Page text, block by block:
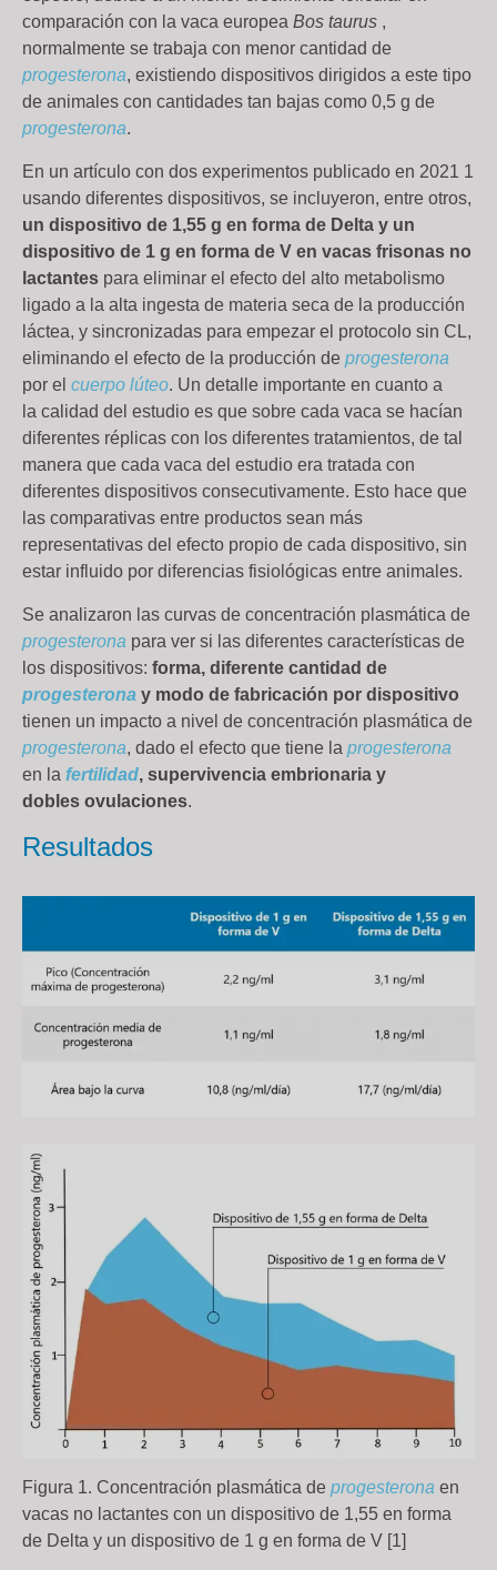
comparación con la vaca europea Bos taurus ,
normalmente se trabaja con menor cantidad de
progesterona, existiendo dispositivos dirigidos a este tipo
de animales con cantidades tan bajas como 0,5 g de
progesterona.
En un artículo con dos experimentos publicado en 2021 1
usando diferentes dispositivos, se incluyeron, entre otros,
un dispositivo de 1,55 g en forma de Delta y un
dispositivo de 1 g en forma de V en vacas frisonas no
lactantes para eliminar el efecto del alto metabolismo
ligado a la alta ingesta de materia seca de la producción
láctea, y sincronizadas para empezar el protocolo sin CL,
eliminando el efecto de la producción de progesterona
por el cuerpo lúteo. Un detalle importante en cuanto a
la calidad del estudio es que sobre cada vaca se hacían
diferentes réplicas con los diferentes tratamientos, de tal
manera que cada vaca del estudio era tratada con
diferentes dispositivos consecutivamente. Esto hace que
las comparativas entre productos sean más
representativas del efecto propio de cada dispositivo, sin
estar influido por diferencias fisiológicas entre animales.
Se analizaron las curvas de concentración plasmática de
progesterona para ver si las diferentes características de
los dispositivos: forma, diferente cantidad de
progesterona y modo de fabricación por dispositivo
tienen un impacto a nivel de concentración plasmática de
progesterona, dado el efecto que tiene la progesterona
en la fertilidad, supervivencia embrionaria y
dobles ovulaciones.
Resultados
Figura 1. Concentración plasmática de progesterona en
vacas no lactantes con un dispositivo de 1,55 en forma
de Delta y un dispositivo de 1 g en forma de V [1]